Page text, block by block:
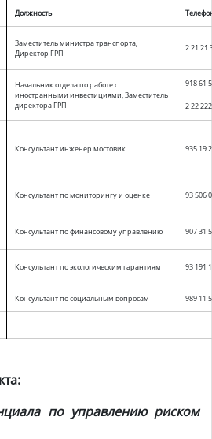
Должность
Заместитель министра транспорта,
Директор ГРП
2 21 21
Начальник отдела по работе с
иностранными инвестициями, Заместитель
директора ГРП
918 61
2 22
Консультант инженер мостовик 935 19
Консультант по мониторингу и оценке 93 506
Консультант по финансовому управлению 907 31
Консультант по экологическим гарантиям 93 191
Консультант по социальным вопросам 989 11
по управлению риском